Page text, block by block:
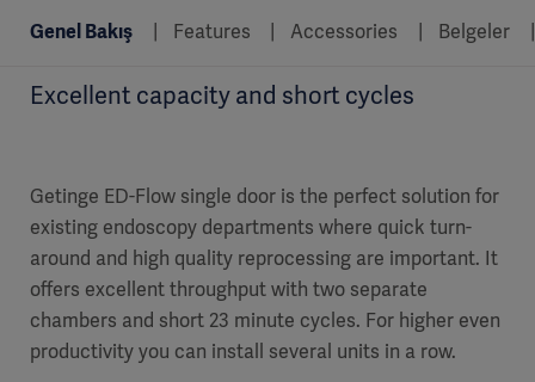
Genel Bakış Features Accessories Belgeler
Excellent capacity and short cycles
Getinge ED-Flow single door is the perfect solution for
existing endoscopy departments where quick turn-
around and high quality reprocessing are important. It
offers excellent throughput with two separate
chambers and short 23 minute cycles. For higher even
productivity you can install several units in a row.